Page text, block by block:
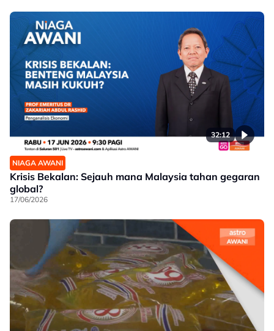
32:12
NIAGA AWANI
Krisis Bekalan: Sejauh mana Malaysia tahan gegaran
global?
17/06/2026